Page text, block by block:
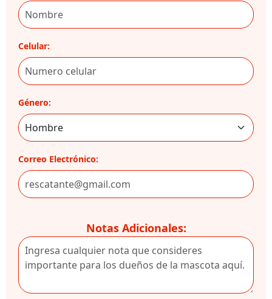
Celular:
Género:
Correo Electrónico:
Notas Adicionales: